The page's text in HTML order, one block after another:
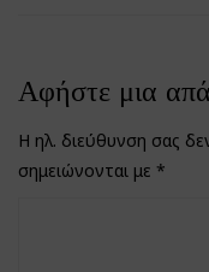
Αφήστε μια
Η ηλ. διεύθυνση σας
σημειώνονται με *